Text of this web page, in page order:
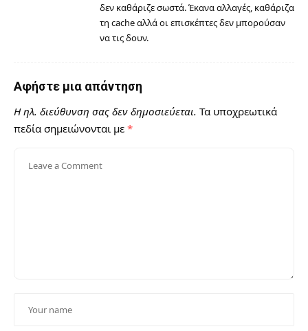
δεν καθάριζε σωστά. Έκανα αλλαγές, καθάριζα
τη cache αλλά οι επισκέπτες δεν μπορούσαν
να τις δουν.
Αφήστε μια απάντηση
Η ηλ. διεύθυνση σας δεν δημοσιεύεται. Τα υποχρεωτικά
πεδία σημειώνονται με *